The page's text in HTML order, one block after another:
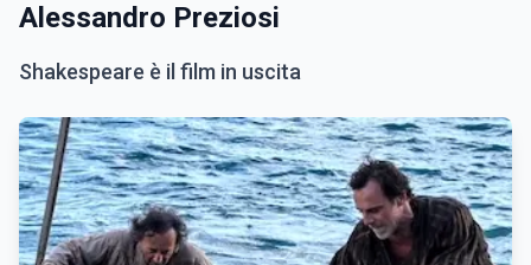
Alessandro Preziosi
Shakespeare è il film in uscita